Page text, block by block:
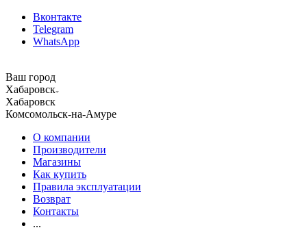
Вконтакте
Telegram
WhatsApp
Ваш город
Хабаровск
Хабаровск
Комсомольск-на-Амуре
О компании
Производители
Магазины
Как купить
Правила эксплуатации
Возврат
Контакты
...